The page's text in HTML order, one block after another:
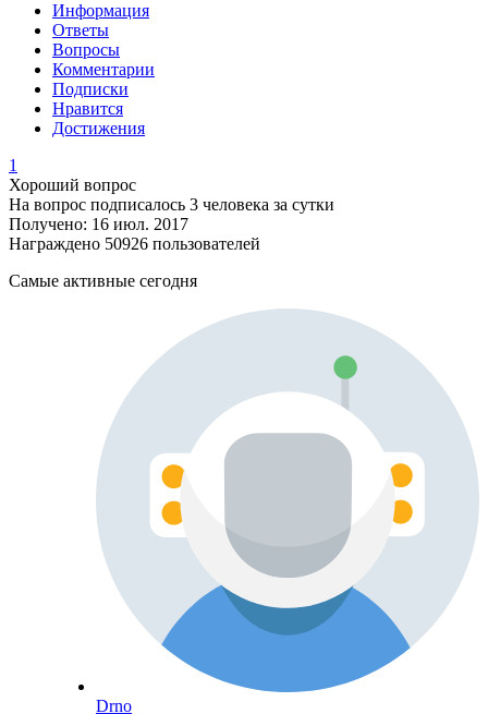
Информация
Ответы
Вопросы
Комментарии
Подписки
Нравится
Достижения
1
Хороший вопрос
На вопрос подписалось 3 человека за сутки
Получено: 16 июл. 2017
Награждено 50926 пользователей
Самые активные сегодня
Drno